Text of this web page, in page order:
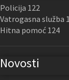
Policija 122
Vatrogasna služba
Hitna pomoć 124
Novosti